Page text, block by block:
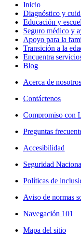
Inicio
Diagnóstico y
Educación y
Seguro médico y
Apoyo para la
Transición a la
Encuentra
Blog
Acerca de nosotros
Contáctenos
Compromiso con
Preguntas
Accesibilidad
Seguridad
Políticas de
Aviso de normas
Navegación 101
Mapa del sitio